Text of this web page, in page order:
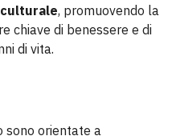
, promuovendo la
chiave di benessere e di
di vita.
sono orientate a